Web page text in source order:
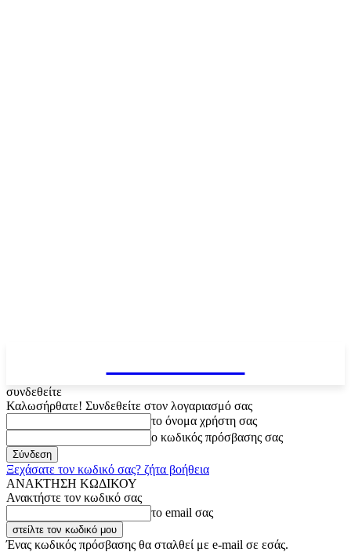
συνδεθείτε
Καλωσήρθατε! Συνδεθείτε στον λογαριασμό σας
το όνομα χρήστη σας
ο κωδικός πρόσβασης σας
Ξεχάσατε τον κωδικό σας? ζήτα βοήθεια
ΑΝΑΚΤΗΣΗ ΚΩΔΙΚΟΥ
Ανακτήστε τον κωδικό σας
το email σας
Ένας κωδικός πρόσβασης θα σταλθεί με e-mail σε εσάς.